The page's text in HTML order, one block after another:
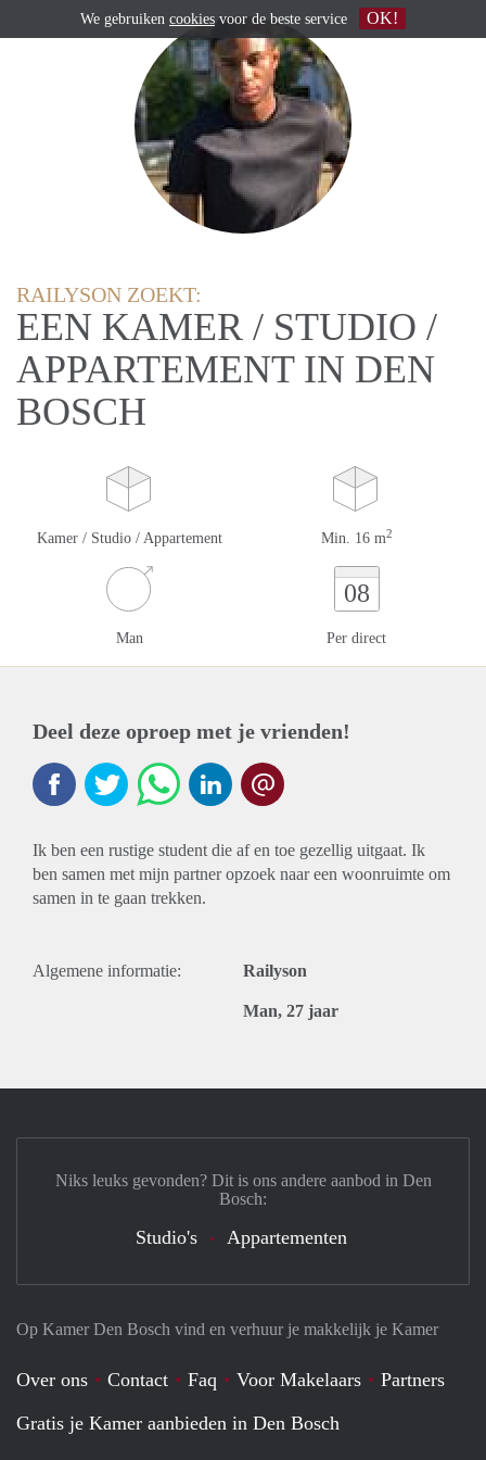
RAILYSON ZOEKT:
EEN KAMER / STUDIO /
APPARTEMENT IN DEN
BOSCH
Kamer / Studio / Appartement Min. 16 m2
Man
08
Per direct
Deel deze oproep met je vrienden!
Ik ben een rustige student die af en toe gezellig uitgaat. Ik
ben samen met mijn partner opzoek naar een woonruimte om
samen in te gaan trekken.
Algemene informatie: Railyson
Man, 27 jaar
Op Kamer Den Bosch vind en verhuur je makkelijk je Kamer
Over ons Contact Faq Voor Makelaars
Partners
Gratis je Kamer aanbieden in Den Bosch
Niks leuks gevonden? Dit is ons andere aanbod in Den
Bosch:
Studio's Appartementen
We gebruiken cookiesvoor de beste service OK!